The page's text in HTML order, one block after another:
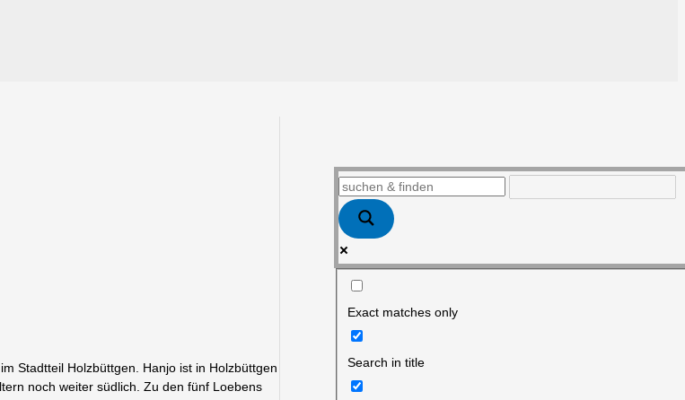
Stadtteil Holzbüttgen. Hanjo ist in Holzbüttgen
noch weiter südlich. Zu den fünf Loebens
Exact matches only
Search in title